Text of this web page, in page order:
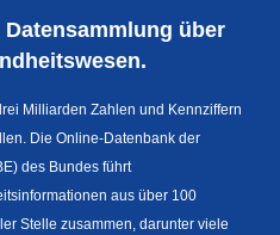
über
Milliarden Zahlen und Kennziffern
Die Online-Datenbank der
des Bundes führt
aus über 100
Stelle zusammen, darunter viele